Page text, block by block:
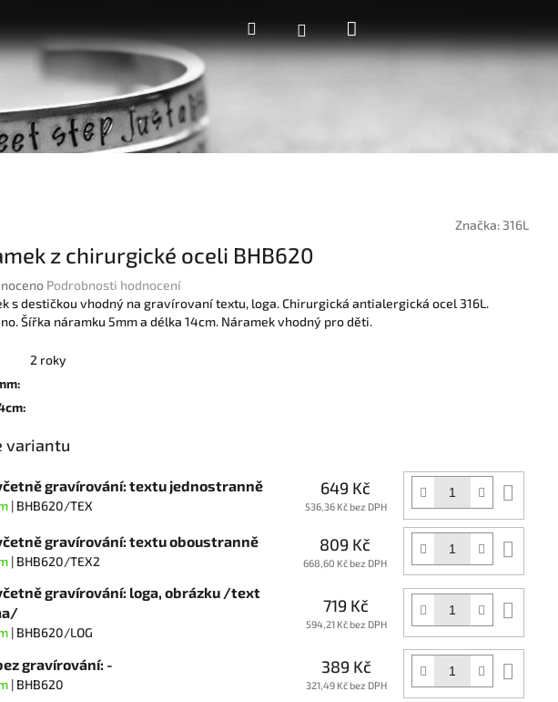
HledatPřihlášeníNákupní
košík
Značka: 316L
z chirurgické oceli BHB620
Podrobnosti hodnocení
s destičkou vhodný na gravírovaní textu, loga. Chirurgická antialergická ocel 316L.
Šířka náramku 5mm a délka 14cm. Náramek vhodný pro děti.
2 roky
:
:
variantu
gravírování: textu jednostranně
| BHB620/TEX
649 Kč
536,36 Kč bez DPH
gravírování: textu oboustranně
| BHB620/TEX2
809 Kč
668,60 Kč bez DPH
gravírování: loga, obrázku /text
| BHB620/LOG
719 Kč
594,21 Kč bez DPH
gravírování: -
| BHB620
389 Kč
321,49 Kč bez DPH